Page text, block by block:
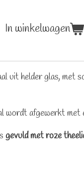
In winkelwagen
uit helder glas, met
wordt afgewerkt met
gevuld met roze